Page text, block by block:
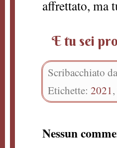
affrettato, ma
E tu sei
Scribacchiato da
Etichette: 2021,
Nessun